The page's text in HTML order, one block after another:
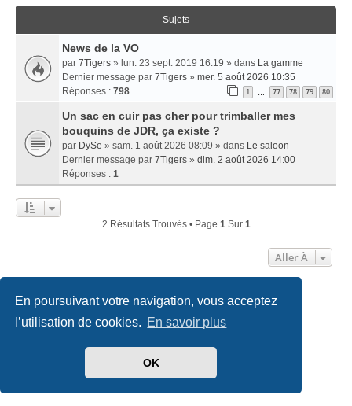
En poursuivant votre navigation, vous acceptez
l’utilisation de cookies. En savoir plus
OK
Sujets
News de la VO
par 7Tigers » lun. 23 sept. 2019 16:19 » dans La gamme
Dernier message par 7Tigers » mer. 5 août 2026 10:35
Réponses : 798 1 77 78 79 80
Un sac en cuir pas cher pour trimballer mes
bouquins de JDR, ça existe ?
par DySe » sam. 1 août 2026 08:09 » dans Le saloon
Dernier message par 7Tigers » dim. 2 août 2026 14:00
Réponses : 1
2 Résultats Trouvés • Page 1Sur 1
Aller À
Accueil Index du forum Nous contacter
phpBB-fr.com
created by INVENTEA & v12mike
Conditions